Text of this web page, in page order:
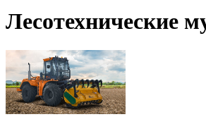
Лесотехнические